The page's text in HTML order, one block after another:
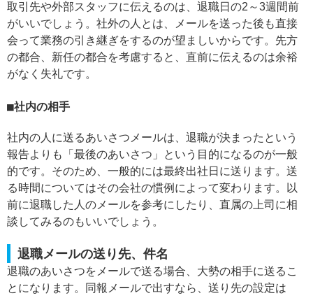
取引先や外部スタッフに伝えるのは、退職日の2～3週間前
がいいでしょう。社外の人とは、メールを送った後も直接
会って業務の引き継ぎをするのが望ましいからです。先方
の都合、新任の都合を考慮すると、直前に伝えるのは余裕
がなく失礼です。
社内の相手
社内の人に送るあいさつメールは、退職が決まったという
報告よりも「最後のあいさつ」という目的になるのが一般
的です。そのため、一般的には最終出社日に送ります。送
る時間についてはその会社の慣例によって変わります。以
前に退職した人のメールを参考にしたり、直属の上司に相
談してみるのもいいでしょう。
退職メールの送り先、件名
退職のあいさつをメールで送る場合、大勢の相手に送るこ
とになります。同報メールで出すなら、送り先の設定は